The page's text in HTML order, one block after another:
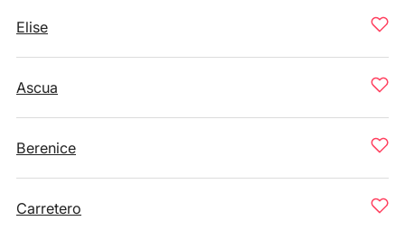
Elise
Ascua
Berenice
Carretero